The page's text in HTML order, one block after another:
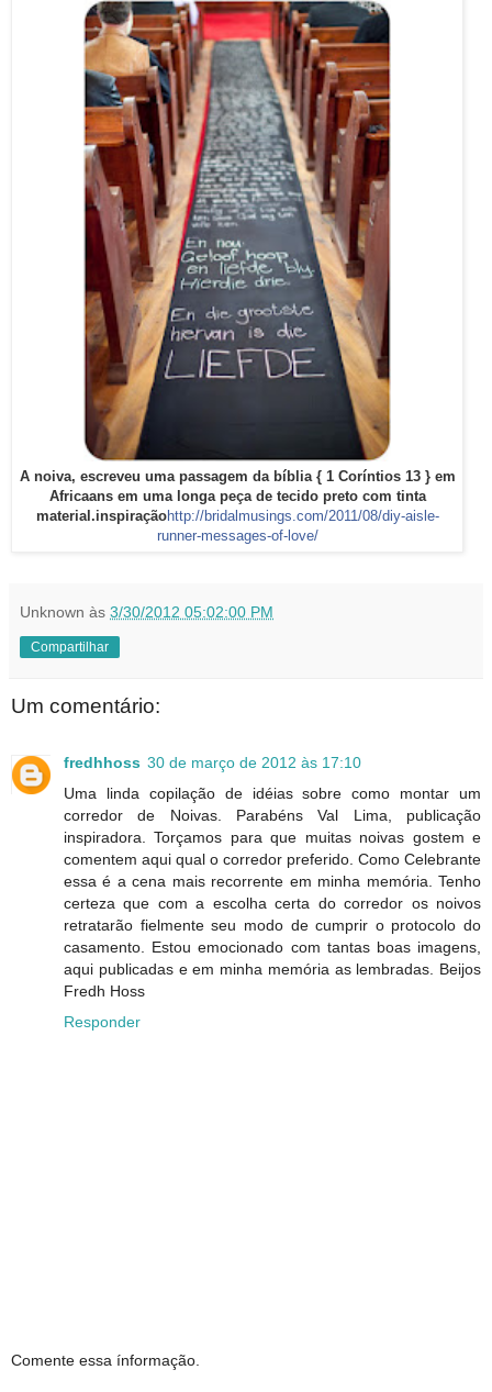
A noiva, escreveu uma passagem da bíblia { 1 Coríntios 13 } em
Africaans em uma longa peça de tecido preto com tinta
material.inspiraçãohttp://bridalmusings.com/2011/08/diy-aisle-
runner-messages-of-love/
Unknown às 3/30/2012 05:02:00 PM
Compartilhar
Um comentário:
fredhhoss 30 de março de 2012 às 17:10
Uma linda copilação de idéias sobre como montar um
corredor de Noivas. Parabéns Val Lima, publicação
inspiradora. Torçamos para que muitas noivas gostem e
comentem aqui qual o corredor preferido. Como Celebrante
essa é a cena mais recorrente em minha memória. Tenho
certeza que com a escolha certa do corredor os noivos
retratarão fielmente seu modo de cumprir o protocolo do
casamento. Estou emocionado com tantas boas imagens,
aqui publicadas e em minha memória as lembradas. Beijos
Fredh Hoss
Responder
Comente essa ínformação.